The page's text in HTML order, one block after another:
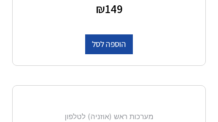
₪149
הוספה לסל
מערכות ראש (אוזניה) לטלפון